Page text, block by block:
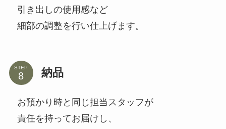
引き出しの使用感など
細部の調整を行い仕上げます。
STEP 納品
お預かり時と同じ担当スタッフが
責任を持ってお届けし、